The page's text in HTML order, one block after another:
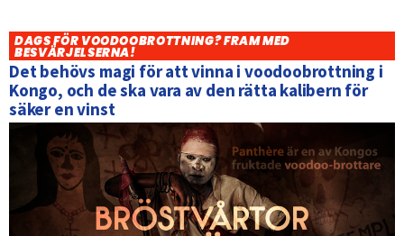
DAGS FÖR VOODOOBROTTNING? FRAM MED
BESVÄRJELSERNA!
Det behövs magi för att vinna i voodoobrottning i
Kongo, och de ska vara av den rätta kalibern för
säker en vinst